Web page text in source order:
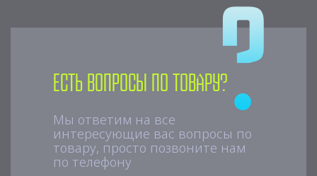
Есть вопросы по товару?
Мы ответим на все
интересующие вас вопросы по
товару, просто позвоните нам
по телефону